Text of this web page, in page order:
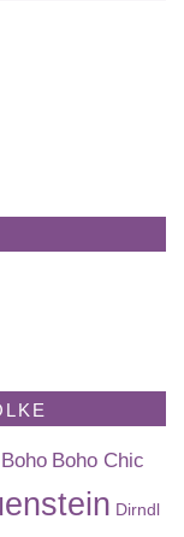
Boho Boho Chic
Dirndl